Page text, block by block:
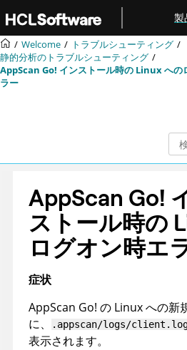
メインコンテンツにジャンプ
製
Welcome
トラブルシューティング
静的分析のトラブルシューティング
AppScan Go! インストール時の Linux への
ラー
AppScan Go!
ストール時の
ログオン時エ
症状
AppScan Go! の Linux への新
に、
.appscan/logs/
表示されます。